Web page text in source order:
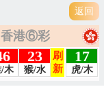
返回
香港⑥彩